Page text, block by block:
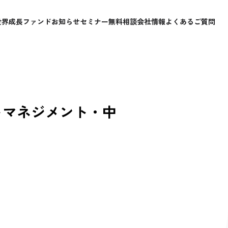
成長ファンドお知らせセミナー無料相談会社情報よくあるご質問
ネジメント・中